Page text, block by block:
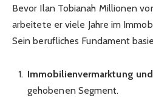
Bevor Ilan Tobianah Millionen
arbeitete er viele Jahre im
Sein berufliches Fundament
Immobilienvermarktung
gehobenen Segment.